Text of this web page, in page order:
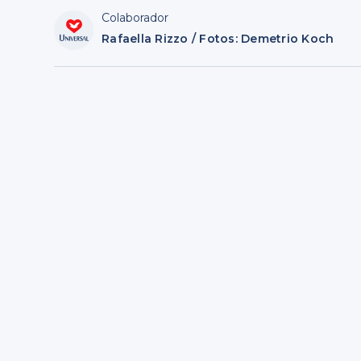
Colaborador
Rafaella Rizzo / Fotos: Demetrio Koch